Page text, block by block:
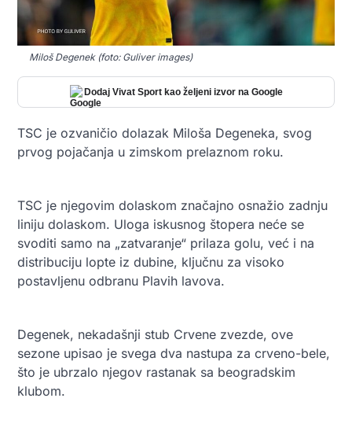
Miloš Degenek (foto: Guliver images)
Dodaj Vivat Sport kao željeni izvor na Google
TSC je ozvaničio dolazak Miloša Degeneka, svog
prvog pojačanja u zimskom prelaznom roku.
TSC je njegovim dolaskom značajno osnažio zadnju
liniju dolaskom. Uloga iskusnog štopera neće se
svoditi samo na „zatvaranje“ prilaza golu, već i na
distribuciju lopte iz dubine, ključnu za visoko
postavljenu odbranu Plavih lavova.
Degenek, nekadašnji stub Crvene zvezde, ove
sezone upisao je svega dva nastupa za crveno-bele,
što je ubrzalo njegov rastanak sa beogradskim
klubom.